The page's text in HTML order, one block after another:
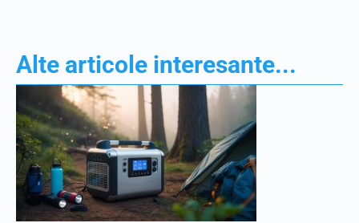
Alte articole interesante...